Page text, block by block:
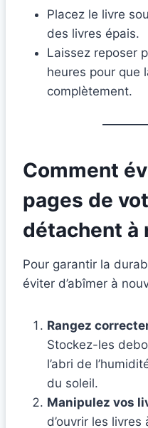
Placez le livre
des livres épais.
Laissez reposer
heures pour que
complètement.
Comment
pages de
détachent à
Pour garantir la
éviter d’abîmer à
Rangez
Stockez-les
l’abri de
du soleil.
Manipulez vos
d’ouvrir les